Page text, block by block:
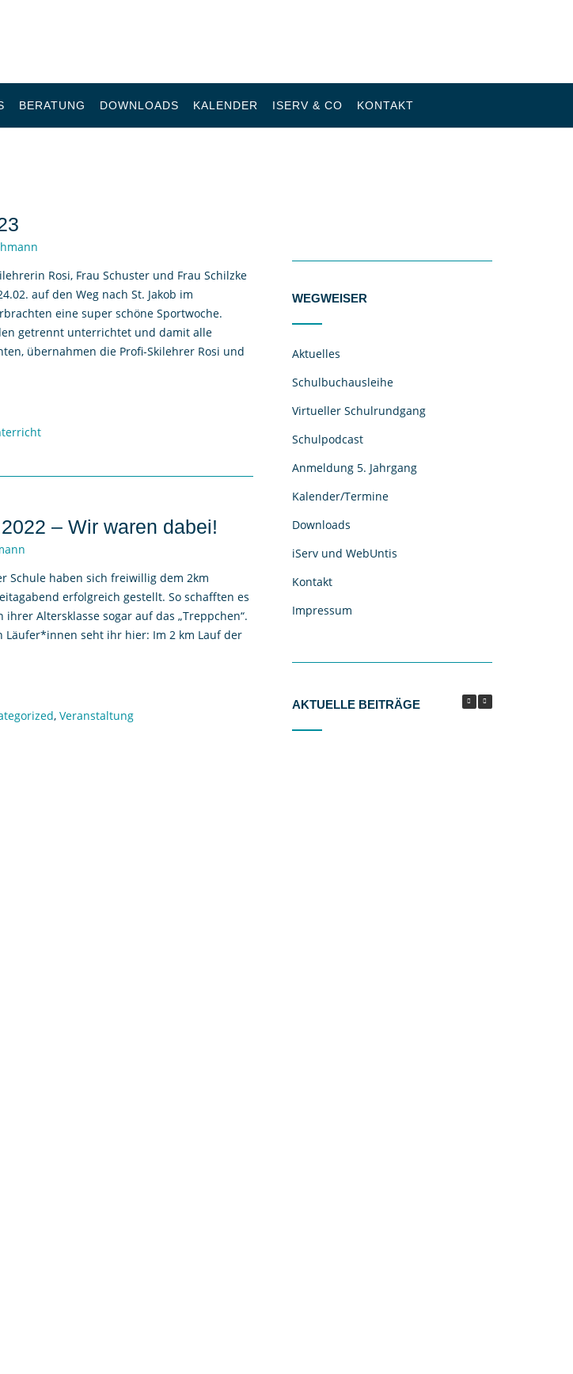
BERATUNG DOWNLOADS KALENDER ISERV & CO KONTAKT
Rosi, Frau Schuster und Frau Schilzke
auf den Weg nach St. Jakob im
eine super schöne Sportwoche.
getrennt unterrichtet und damit alle
übernahmen die Profi-Skilehrer Rosi und
– Wir waren dabei!
Schule haben sich freiwillig dem 2km
erfolgreich gestellt. So schafften es
Altersklasse sogar auf das „Treppchen“.
Läufer*innen seht ihr hier: Im 2 km Lauf der
, Veranstaltung
WEGWEISER
Aktuelles
Schulbuchausleihe
Virtueller Schulrundgang
Schulpodcast
Anmeldung 5. Jahrgang
Kalender/Termine
Downloads
iServ und WebUntis
Kontakt
Impressum
AKTUELLE BEITRÄGE